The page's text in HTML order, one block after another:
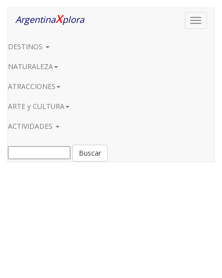
Toggle
ArgentinaXplora
DESTINOS
NATURALEZA
ATRACCIONES
ARTE y CULTURA
ACTIVIDADES
Buscar